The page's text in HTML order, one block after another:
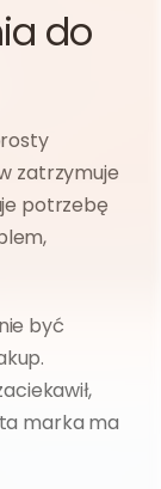
do
zatrzymuje
potrzebę
być
marka ma